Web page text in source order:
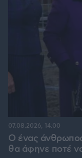
Ο ένας
θα άφηνε ποτέ
07.08.2026, 14:00